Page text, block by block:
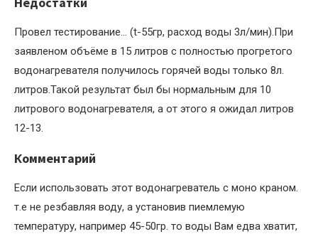
Провел тестирование… (t-55гр, расход воды 3л/мин).При
заявленом объёме в 15 литров с полностью прогретого
водонагревателя получилось горячей воды только 8л.
литров.Такой результат был бы нормальным для 10
литрового водонагревателя, а от этого я ожидал литров
12-13.
Комментарий
Если использовать этот водонагреватель с моно краном.
т.е не резбавляя воду, а установив пиемлемую
температуру, например 45-50гр. то воды Вам едва хватит,